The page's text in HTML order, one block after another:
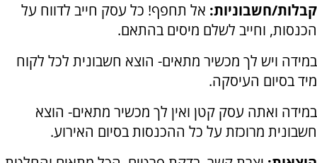
קבלות/חשבוניות: אל תחפף! כל עסק חייב לדווח על
הכנסות, וחייב לשלם מיסים בהתאם.
במידה ויש לך מכשיר מתאים- הוצא חשבונית לכל לקוח
מיד בסיום העיסקה.
במידה ואתה עסק קטן ואין לך מכשיר מתאים- הוצא
חשבונית מרוכזת על כל ההכנסות בסיום האירוע.